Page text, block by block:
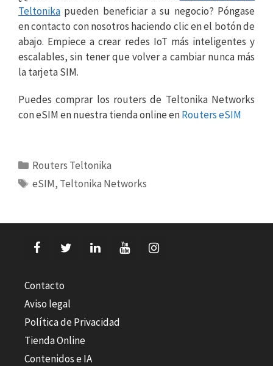
Teltonika pueden beneficiar a su negocio? Póngase
en contacto con nosotros haciendo clic en el botón de
abajo. Empiece a crear redes IoT más inteligentes y
escalables, sin tener que volver a cambiar nunca más
la tarjeta SIM.
Puedes comprar los routers de Teltonika Networks
con eSIM en nuestra tienda online enRouters eSIM
Categorías
Routers Teltonika
Etiquetas
eSIM, Teltonika Networks
Contacto
Aviso legal
Política de Privacidad
Tienda Online
Contenidos e IA